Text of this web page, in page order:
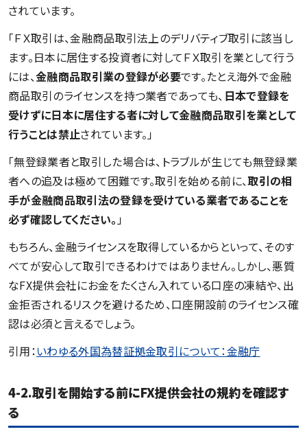
されています。
「ＦＸ取引は、金融商品取引法上のデリバティブ取引に該当し
ます。日本に居住する投資者に対してＦＸ取引を業として行う
には、金融商品取引業の登録が必要です。たとえ海外で金融
商品取引のライセンスを持つ業者であっても、 日本で登録を
受けずに日本に居住する者に対して金融商品取引を業として
行うことは禁止されています。」
「無登録業者と取引した場合は、トラブルが生じても無登録業
者への追及は極めて困難です。取引を始める前に、取引の相
手が金融商品取引法の登録を受けている業者であることを
必ず確認してください。 」
もちろん、金融ライセンスを取得しているからといって、そのす
べてが安心して取引できるわけではありません。しかし、悪質
なFX提供会社にお金をたくさん入れている口座の凍結や、出
金拒否されるリスクを避けるため、口座開設前のライセンス確
認は必須と言えるでしょう。
引用：いわゆる外国為替証拠金取引について：金融庁
4-2.取引を開始する前にFX提供会社の規約を確認す
る